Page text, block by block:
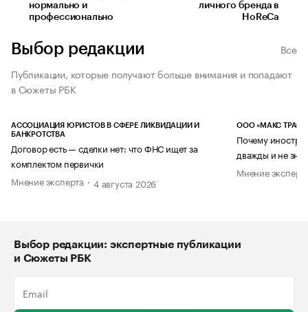
нормально и
профессионально
личного бренда в
HoReCa
Выбор редакции
Все
Публикации, которые получают больше внимания и попадают
в Сюжеты РБК
АССОЦИАЦИЯ ЮРИСТОВ В СФЕРЕ ЛИКВИДАЦИИ И
БАНКРОТСТВА
Договор есть — сделки нет: что ФНС ищет за
комплектом первички
Мнение эксперта
4 августа 2026
ООО «МАКС ТРАСТ»
Почему
дважды и не
Мнение
Выбор редакции: экспертные публикации
и Сюжеты РБК